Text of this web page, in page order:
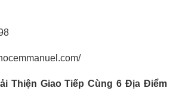
Thiện Giao Tiếp Cùng 6 Địa Điểm